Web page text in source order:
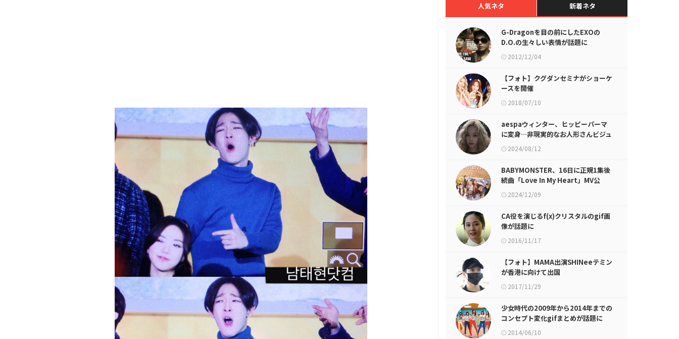
人気ネタ 新着ネタ
G-Dragonを目の前にしたEXOの
D.O.の生々しい表情が話題に
2012/12/04
【フォト】クグダンセミナがショーケ
ースを開催
2018/07/10
aespaウィンター、ヒッピーパーマ
に変身…非現実的なお人形さんビジュ
アル2024/08/12
BABYMONSTER、16日に正規1集後
続曲「Love In My Heart」MV公
開！2024/12/09
CA役を演じるf(x)クリスタルのgif画
像が話題に
2016/11/17
【フォト】MAMA出演SHINeeテミン
が香港に向けて出国
2017/11/29
少女時代の2009年から2014年までの
コンセプト変化gifまとめが話題に
2014/06/10